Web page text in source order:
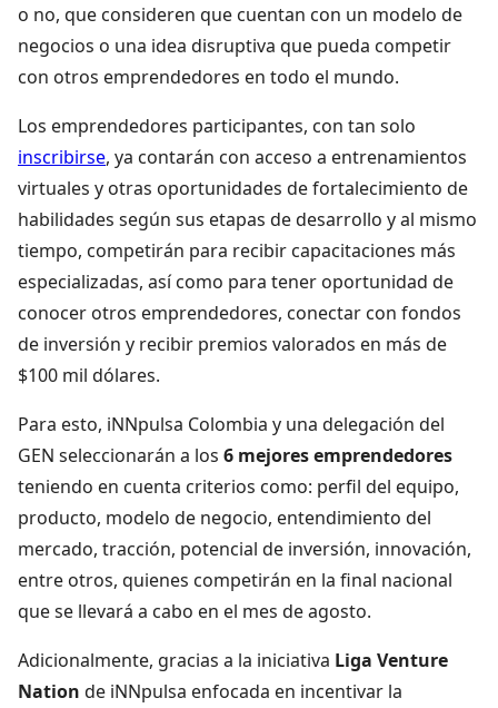
o no, que consideren que cuentan con un modelo de
negocios o una idea disruptiva que pueda competir
con otros emprendedores en todo el mundo.
Los emprendedores participantes, con tan solo
inscribirse, ya contarán con acceso a entrenamientos
virtuales y otras oportunidades de fortalecimiento de
habilidades según sus etapas de desarrollo y al mismo
tiempo, competirán para recibir capacitaciones más
especializadas, así como para tener oportunidad de
conocer otros emprendedores, conectar con fondos
de inversión y recibir premios valorados en más de
$100 mil dólares.
Para esto, iNNpulsa Colombia y una delegación del
GEN seleccionarán a los 6 mejores emprendedores
teniendo en cuenta criterios como: perfil del equipo,
producto, modelo de negocio, entendimiento del
mercado, tracción, potencial de inversión, innovación,
entre otros, quienes competirán en la final nacional
que se llevará a cabo en el mes de agosto.
Adicionalmente, gracias a la iniciativa Liga Venture
Nation de iNNpulsa enfocada en incentivar la